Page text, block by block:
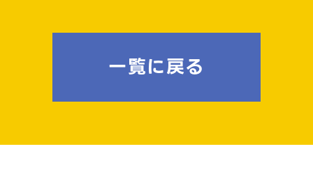
一覧に戻る